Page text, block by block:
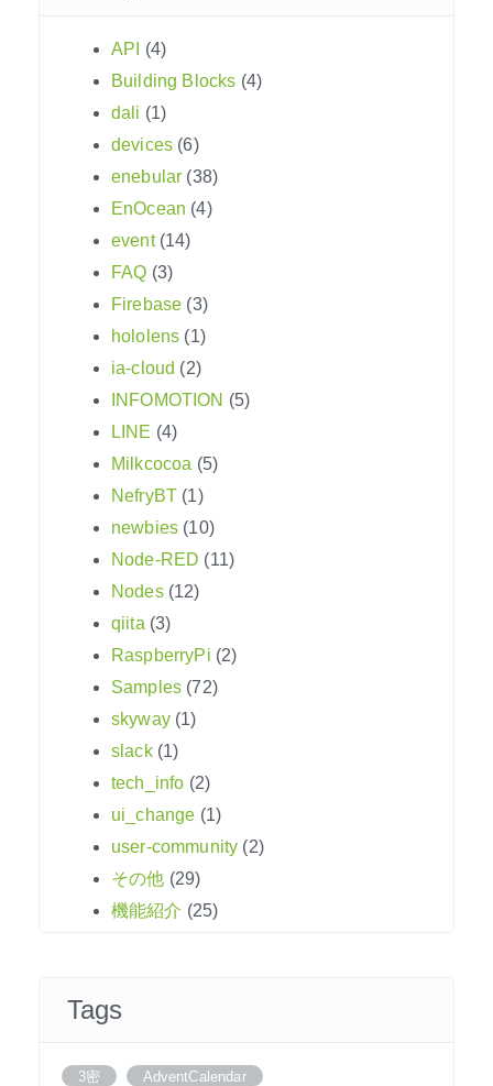
API
(4)
Building Blocks (4)
dali (1)
devices (6)
enebular (38)
EnOcean (4)
event(14)
FAQ (3)
Firebase (3)
hololens (1)
ia-cloud (2)
INFOMOTION (5)
LINE (4)
Milkcocoa (5)
NefryBT (1)
newbies (10)
Node-RED (11)
Nodes(12)
qiita (3)
RaspberryPi (2)
Samples (72)
skyway(1)
slack(1)
tech_info (2)
ui_change (1)
user-community (2)
その他 (29)
機能紹介 (25)
Tags
3密
AdventCalendar